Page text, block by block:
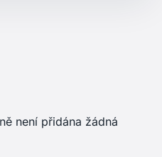
není přidána žádná